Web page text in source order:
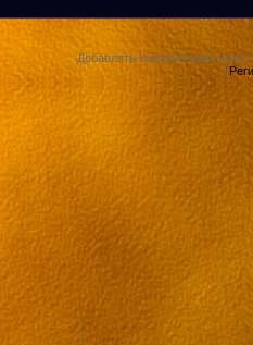
Добавлять комментарии могут
[